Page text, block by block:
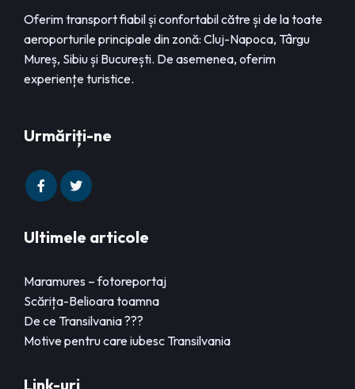
Oferim transport fiabil și confortabil către și de la toate
aeroporturile principale din zonă: Cluj-Napoca, Târgu
Mureș, Sibiu și București. De asemenea, oferim
experiențe turistice.
Urmăriți-ne
Ultimele articole
Maramures – fotoreportaj
Scărița-Belioara toamna
De ce Transilvania ???
Motive pentru care iubesc Transilvania
Link-uri